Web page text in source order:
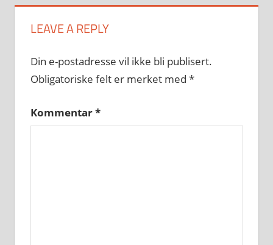
LEAVE A REPLY
Din e-postadresse vil ikke bli publisert.
Obligatoriske felt er merket med *
Kommentar*